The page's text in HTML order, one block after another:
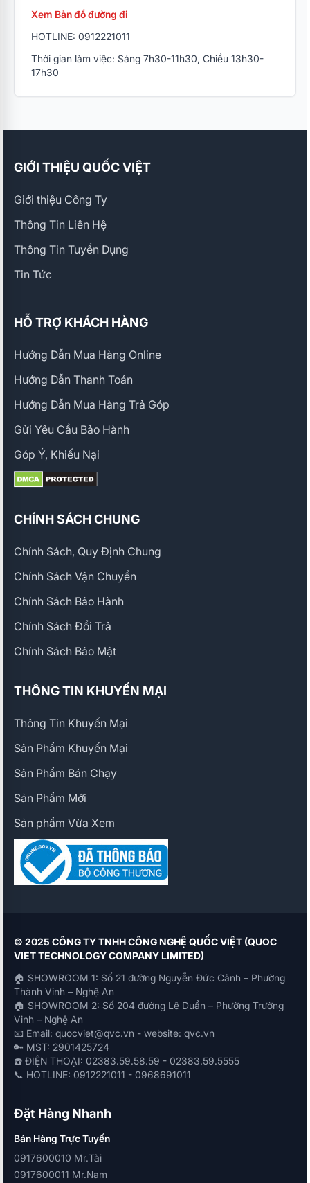
Xem Bản đồ đường đi
HOTLINE: 0912221011
Thời gian làm việc: Sáng 7h30-11h30, Chiều 13h30-
17h30
GIỚI THIỆU QUỐC VIỆT
Giới thiệu Công Ty
Thông Tin Liên Hệ
Thông Tin Tuyển Dụng
Tin Tức
HỖ TRỢ KHÁCH HÀNG
Hướng Dẫn Mua Hàng Online
Hướng Dẫn Thanh Toán
Hướng Dẫn Mua Hàng Trả Góp
Gửi Yêu Cầu Bảo Hành
Góp Ý, Khiếu Nại
CHÍNH SÁCH CHUNG
Chính Sách, Quy Định Chung
Chính Sách Vận Chuyển
Chính Sách Bảo Hành
Chính Sách Đổi Trả
Chính Sách Bảo Mật
THÔNG TIN KHUYẾN MẠI
Thông Tin Khuyến Mại
Sản Phẩm Khuyến Mại
Sản Phẩm Bán Chạy
Sản Phẩm Mới
Sản phẩm Vừa Xem
© 2025 CÔNG TY TNHH CÔNG NGHỆ QUỐC VIỆT (QUOC
VIET TECHNOLOGY COMPANY LIMITED)
🏠 SHOWROOM 1: Số 21 đường Nguyễn Đức Cảnh – Phường
Thành Vinh – Nghệ An
🏠 SHOWROOM 2: Số 204 đường Lê Duẩn – Phường Trường
Vinh – Nghệ An
📧 Email: quocviet@qvc.vn - website: qvc.vn
🔑 MST: 2901425724
☎️ ĐIỆN THOẠI: 02383.59.58.59 - 02383.59.5555
📞 HOTLINE: 0912221011 - 0968691011
Đặt Hàng Nhanh
Bán Hàng Trực Tuyến
0917600010 Mr.Tài
0917600011 Mr.Nam